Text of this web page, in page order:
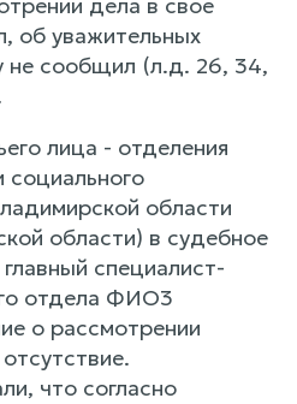
об уважительных
не сообщил (л.д. 26, 34,
лица - отделения
области
области) в судебное
специалист-
отдела ФИО3
о рассмотрении
что согласно